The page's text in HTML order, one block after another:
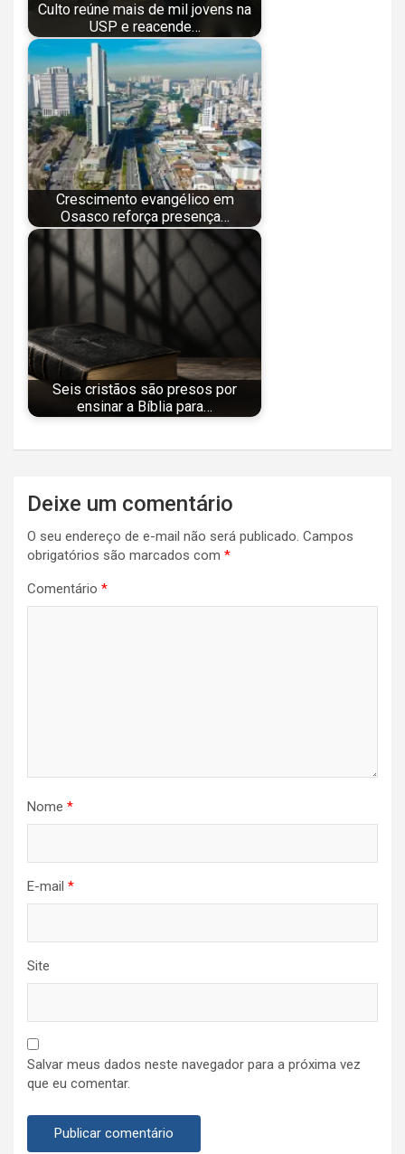
Culto reúne mais de mil jovens na
USP e reacende…
Crescimento evangélico em
Osasco reforça presença…
Seis cristãos são presos por
ensinar a Bíblia para…
Navegação
de
Post
Deixe um comentário
O seu endereço de e-mail não será publicado. Campos
obrigatórios são marcados com *
Comentário *
Nome *
E-mail *
Site
Salvar meus dados neste navegador para a próxima vez
que eu comentar.